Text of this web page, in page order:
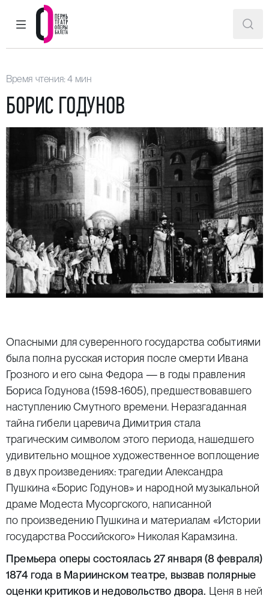
ГЛАВНОЕ МЕНЮ
Пермский театр оперы и балета
Время чтения: 4 мин
БОРИС ГОДУНОВ
Опасными для суверенного государства событиями
была полна русская история после смерти Ивана
Грозного и его сына Федора — в годы правления
Бориса Годунова (1598-1605), предшествовавшего
наступлению Смутного времени. Неразгаданная
тайна гибели царевича Димитрия стала
трагическим символом этого периода, нашедшего
удивительно мощное художественное воплощение
в двух произведениях: трагедии Александра
Пушкина «Борис Годунов» и народной музыкальной
драме Модеста Мусоргского, написанной
по произведению Пушкина и материалам «Истории
государства Российского» Николая Карамзина.
Премьера оперы состоялась 27 января (8 февраля)
1874 года в Мариинском театре, вызвав полярные
оценки критиков и недовольство двора. Ценя в ней